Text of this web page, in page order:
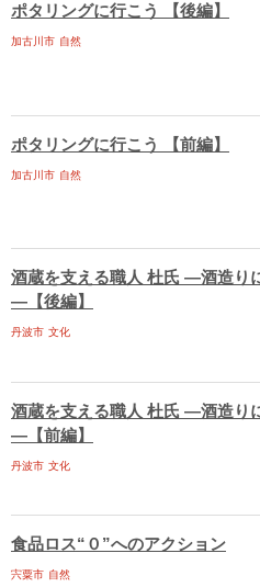
ポタリングに行こう 【後編】
加古川市 自然
ポタリングに行こう 【前編】
加古川市 自然
酒蔵を支える職人 杜氏 ―酒造り
―【後編】
丹波市 文化
酒蔵を支える職人 杜氏 ―酒造り
―【前編】
丹波市 文化
食品ロス“０”へのアクション
宍粟市 自然